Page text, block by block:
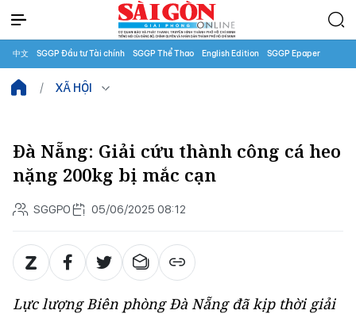
中文 SGGP Đầu tư Tài chính SGGP Thể Thao English Edition SGGP Epaper
XÃ HỘI
Đà Nẵng: Giải cứu thành công cá heo
nặng 200kg bị mắc cạn
SGGPO 05/06/2025 08:12
Lực lượng Biên phòng Đà Nẵng đã kịp thời giải